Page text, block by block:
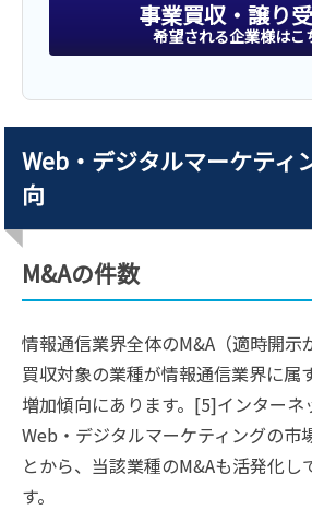
事業買収・譲り
希望される企業様はこ
Web・デジタルマーケティ
向
M&Aの件数
情報通信業界全体のM&A（適時開示
買収対象の業種が情報通信業界に属
増加傾向にあります。[5]インターネ
Web・デジタルマーケティングの市
とから、当該業種のM&Aも活発化し
す。